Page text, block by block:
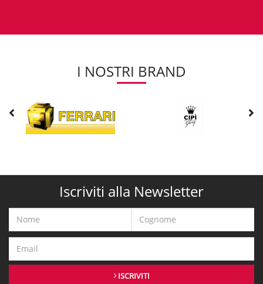
I NOSTRI BRAND
Iscriviti alla Newsletter
ISCRIVITI